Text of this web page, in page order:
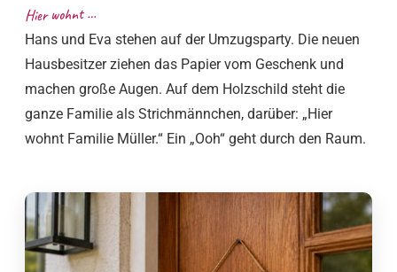
Hier wohnt …
Hans und Eva stehen auf der Umzugsparty. Die neuen
Hausbesitzer ziehen das Papier vom Geschenk und
machen große Augen. Auf dem Holzschild steht die
ganze Familie als Strichmännchen, darüber: „Hier
wohnt Familie Müller.“ Ein „Ooh“ geht durch den Raum.